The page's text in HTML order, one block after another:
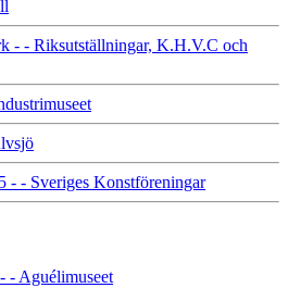
- - Riksutställningar, K.H.V.C och
- - Sveriges Konstföreningar
- Aguélimuseet